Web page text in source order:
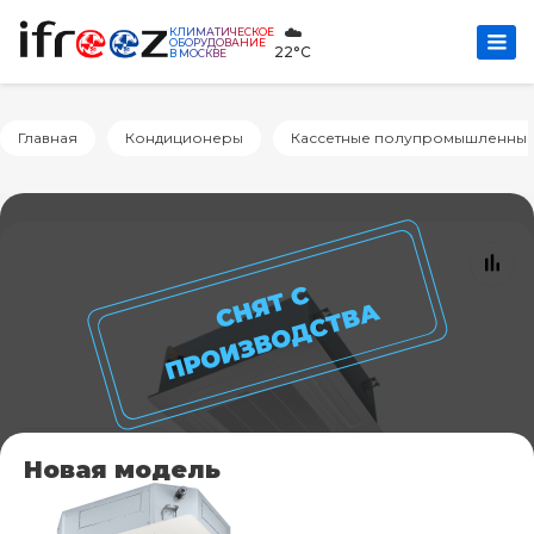
КЛИМАТИЧЕСКОЕ
ОБОРУДОВАНИЕ
В МОСКВЕ
☁️
22°C
Главная Кондиционеры Кассетные
Новая модель